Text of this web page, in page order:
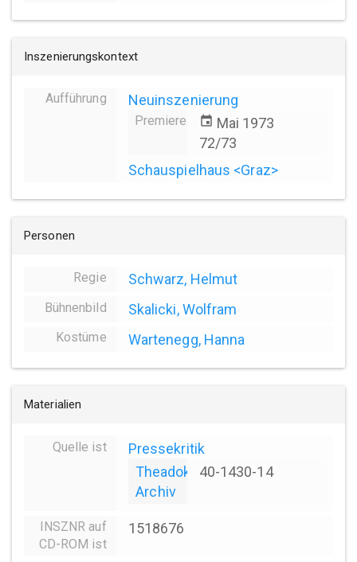
Inszenierungskontext
Aufführung Neuinszenierung
Premiere event Mai 1973
72/73
Schauspielhaus <Graz>
Personen
Regie Schwarz, Helmut
Bühnenbild Skalicki, Wolfram
Kostüme Wartenegg, Hanna
Materialien
Quelle ist
Pressekritik
Theadok
Archiv
40-1430-14
INSZNR auf
CD-ROM ist
1518676